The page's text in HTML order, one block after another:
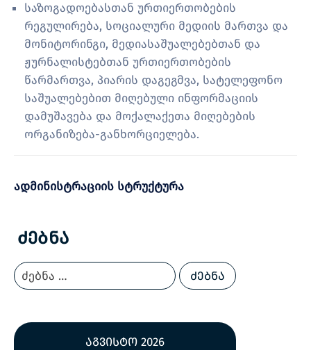
საზოგადოებასთან ურთიერთობების
რეგულირება, სოციალური მედიის მართვა და
მონიტორინგი, მედიასაშუალებებთან და
ჟურნალისტებთან ურთიერთობების
წარმართვა, პიარის დაგეგმვა, სატელეფონო
საშუალებებით მიღებული ინფორმაციის
დამუშავება და მოქალაქეთა მიღებების
ორგანიზება-განხორციელება.
ადმინისტრაციის სტრუქტურა
Ძებნა
აგვისტო 2026